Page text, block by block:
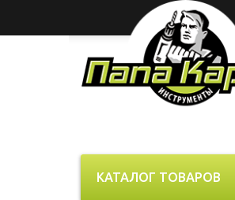
КАТАЛОГ ТОВАРОВ